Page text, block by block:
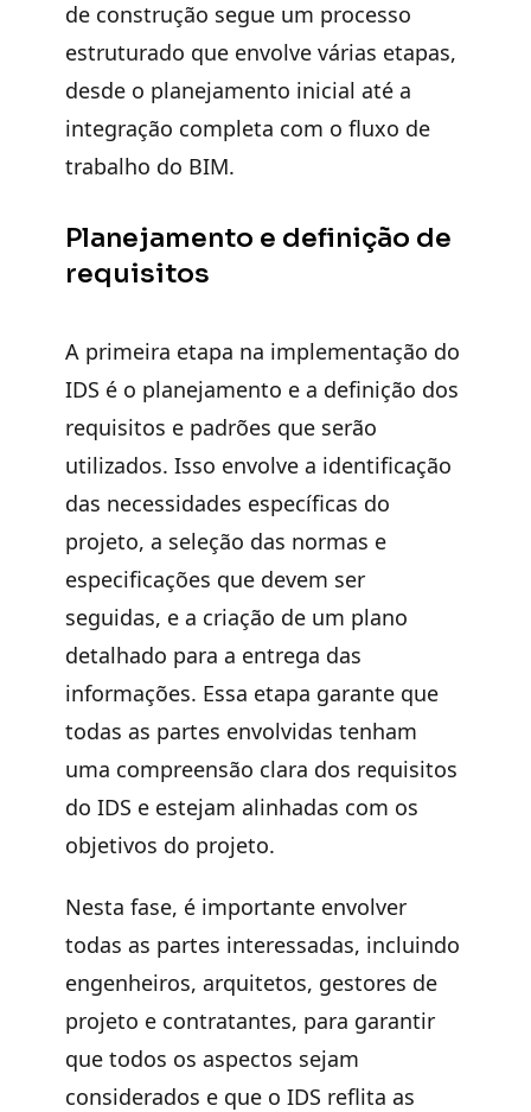
de construção segue um processo
estruturado que envolve várias etapas,
desde o planejamento inicial até a
integração completa com o fluxo de
trabalho do BIM.
Planejamento e definição de
requisitos
A primeira etapa na implementação do
IDS é o planejamento e a definição dos
requisitos e padrões que serão
utilizados. Isso envolve a identificação
das necessidades específicas do
projeto, a seleção das normas e
especificações que devem ser
seguidas, e a criação de um plano
detalhado para a entrega das
informações. Essa etapa garante que
todas as partes envolvidas tenham
uma compreensão clara dos requisitos
do IDS e estejam alinhadas com os
objetivos do projeto.
Nesta fase, é importante envolver
todas as partes interessadas, incluindo
engenheiros, arquitetos, gestores de
projeto e contratantes, para garantir
que todos os aspectos sejam
considerados e que o IDS reflita as